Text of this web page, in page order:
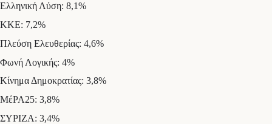
Ελληνική Λύση: 8,1%
ΚΚΕ: 7,2%
Πλεύση Ελευθερίας: 4,6%
Φωνή Λογικής: 4%
Κίνημα Δημοκρατίας: 3,8%
ΜέΡΑ25: 3,8%
ΣΥΡΙΖΑ: 3,4%